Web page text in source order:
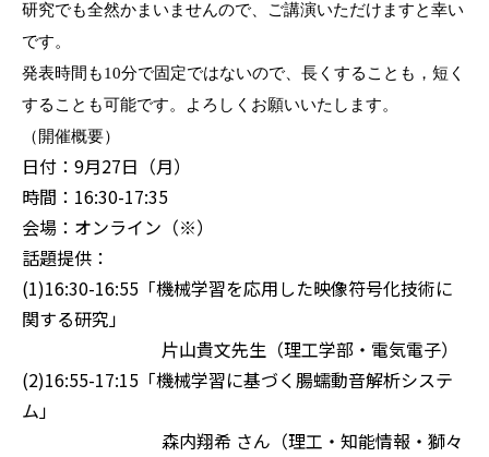
研究でも全然かまいませんので、ご講演いただけますと幸い
です。
発表時間も10分で固定ではないので、長く することも，短く
することも可能です。よろしくお願いいたします。
（開催概要）
日付：9月27日（月）
時間：16:30-17:35
会場：オンライン（※）
話題提供：
(1)16:30-16:55「機械学習を応用した映像符号化技術に
関する研究」
片山貴文先生（理工学部・電気電子）
(2)16:55-17:15「機械学習に基づく腸蠕動音解析システ
ム」
森内翔希 さん（理工・知能情報・獅々